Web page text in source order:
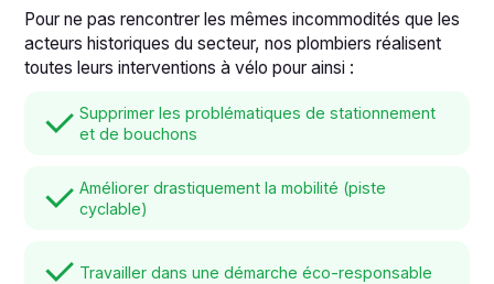
Pour ne pas rencontrer les mêmes incommodités que les
acteurs historiques du secteur, nos plombiers réalisent
toutes leurs interventions à vélo pour ainsi :
Supprimer les problématiques de stationnement
et de bouchons
Améliorer drastiquement la mobilité (piste
cyclable)
Travailler dans une démarche éco-responsable